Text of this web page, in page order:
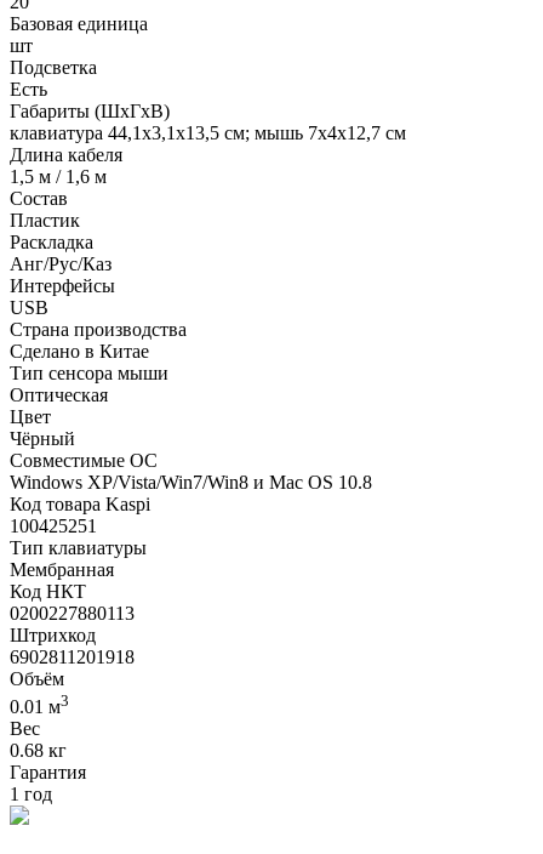
Базовая единица
шт
Подсветка
Есть
Габариты (ШхГхВ)
клавиатура 44,1х3,1х13,5 см; мышь 7х4х12,7 см
Длина кабеля
1,5 м / 1,6 м
Состав
Пластик
Раскладка
Анг/Рус/Каз
Интерфейсы
USB
Страна производства
Сделано в Китае
Тип сенсора мыши
Оптическая
Цвет
Чёрный
Совместимые ОС
Windows XP/Vista/Win7/Win8 и Mac OS 10.8
Код товара Kaspi
100425251
Тип клавиатуры
Мембранная
Код НКТ
0200227880113
Штрихкод
6902811201918
Объём
0.01 м3
Вес
0.68 кг
Гарантия
1 год